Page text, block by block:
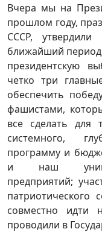
Вчера мы на
прошлом году,
СССР,
ближайший
президентскую
четко три
обеспечить
фашистами,
все сделать для
системного,
программу и
и наш
предприятий;
совместно
проводили в